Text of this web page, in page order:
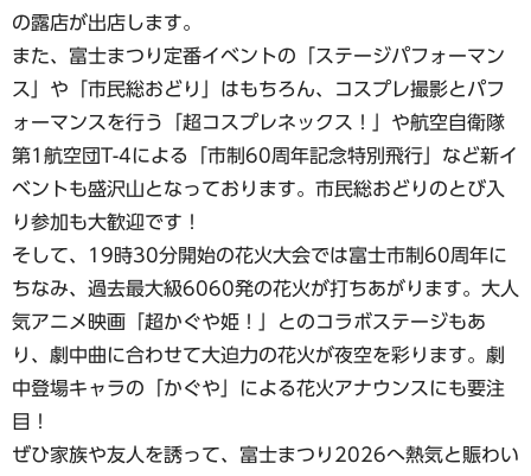
の露店が出店します。
また、富士まつり定番イベントの「ステージパフォーマン
ス」や「市民総おどり」はもちろん、コスプレ撮影とパフ
ォーマンスを行う「超コスプレネックス！」や航空自衛隊
第1航空団T-4による「市制60周年記念特別飛行」など新イ
ベントも盛沢山となっております。市民総おどりのとび入
り参加も大歓迎です！
そして、19時30分開始の花火大会では富士市制60周年に
ちなみ、過去最大級6060発の花火が打ちあがります。大人
気アニメ映画「超かぐや姫！」とのコラボステージもあ
り、劇中曲に合わせて大迫力の花火が夜空を彩ります。劇
中登場キャラの「かぐや」による花火アナウンスにも要注
目！
ぜひ家族や友人を誘って、富士まつり2026へ熱気と賑わい